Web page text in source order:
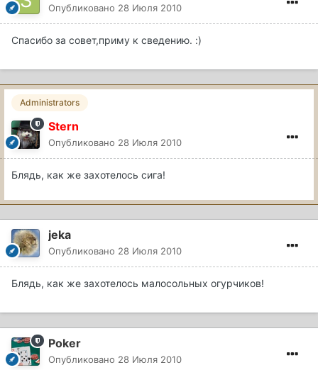
Опубликовано 28 Июля 2010
Спасибо за совет,приму к сведению. :)
Administrators
Stern
Опубликовано 28 Июля 2010
Блядь, как же захотелось сига!
jeka
Опубликовано 28 Июля 2010
Блядь, как же захотелось малосольных огурчиков!
Poker
Опубликовано 28 Июля 2010